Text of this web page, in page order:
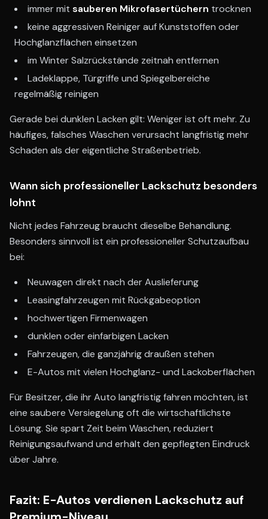
immer mit sauberen Mikrofasertüchern trocknen
keine aggressiven Reiniger auf Kunststoffen oder
Hochglanzflächen einsetzen
im Winter Salzrückstände zeitnah entfernen
Ladeklappe, Türgriffe und Spiegelbereiche
regelmäßig reinigen
Gerade bei dunklen Lacken gilt: Weniger ist oft mehr. Zu
häufiges, falsches Waschen verursacht langfristig mehr
Schaden als der eigentliche Straßenbetrieb.
Wann sich professioneller Lackschutz besonders
lohnt
Nicht jedes Fahrzeug braucht dieselbe Behandlung.
Besonders sinnvoll ist ein professioneller Schutzaufbau
bei:
Neuwagen direkt nach der Auslieferung
Leasingfahrzeugen mit Rückgabeoption
hochwertigen Firmenwagen
dunklen oder einfarbigen Lacken
Fahrzeugen, die ganzjährig draußen stehen
E-Autos mit vielen Hochglanz- und Lackoberflächen
Für Besitzer, die ihr Auto langfristig fahren möchten, ist
eine saubere Versiegelung oft die wirtschaftlichste
Lösung. Sie spart Zeit beim Waschen, reduziert
Reinigungsaufwand und erhält den gepflegten Eindruck
über Jahre.
Fazit: E-Autos verdienen Lackschutz auf